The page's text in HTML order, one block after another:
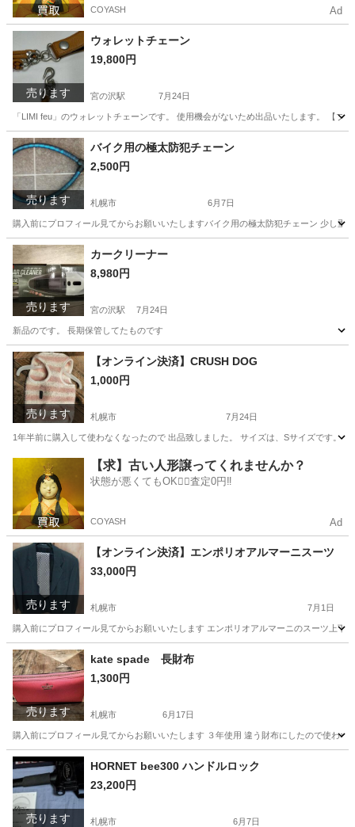
COYASH Ad
売ります
ウォレットチェーン
19,800円
宮の沢駅 7月24日
「LIMI feu」のウォレットチェーンです。 使用機会がないため出品いたします。 【
北海道 札幌市 宮の沢駅 アクセサリー
売ります
バイク用の極太防犯チェーン
2,500円
札幌市 6月7日
購入前にプロフィール見てからお願いいたしますバイク用の極太防犯チェーン 少し
北海道 札幌市 その他
売ります
カークリーナー
8,980円
宮の沢駅 7月24日
新品のです。 長期保管してたものです
北海道 札幌市 宮の沢駅 メンテナンス用品
売ります
【オンライン決済】CRUSH DOG
1,000円
札幌市 7月24日
1年半前に購入して使わなくなったので 出品致しました。 サイズは、Sサイズです。
その他 DOG
【求】古い人形譲ってくれませんか？
状態が悪くてもOK🙆‍♀️査定0円‼️
COYASH Ad
売ります
【オンライン決済】エンポリオアルマーニスーツ
33,000円
札幌市 7月1日
購入前にプロフィール見てからお願いいたします エンポリオアルマーニのスーツ上
北海道 札幌市 エンポリオアルマーニ
売ります
kate spade 長財布
1,300円
札幌市 6月17日
購入前にプロフィール見てからお願いいたします ３年使用 違う財布にしたので使わな
北海道 札幌市
売ります
HORNET bee300 ハンドルロック
23,200円
札幌市 6月7日